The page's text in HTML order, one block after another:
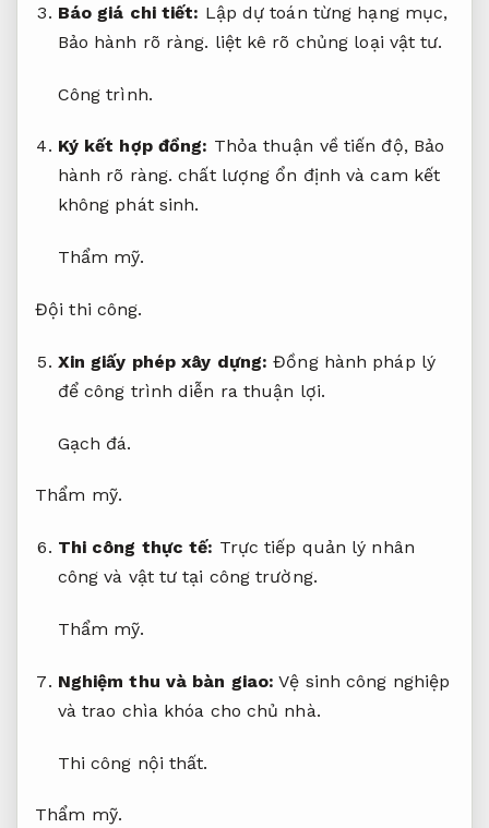
Báo giá chi tiết: Lập dự toán từng hạng mục,
Bảo hành rõ ràng. liệt kê rõ chủng loại vật tư.
Công trình.
Ký kết hợp đồng: Thỏa thuận về tiến độ, Bảo
hành rõ ràng. chất lượng ổn định và cam kết
không phát sinh.
Thẩm mỹ.
Đội thi công.
Xin giấy phép xây dựng: Đồng hành pháp lý
để công trình diễn ra thuận lợi.
Gạch đá.
Thẩm mỹ.
Thi công thực tế: Trực tiếp quản lý nhân
công và vật tư tại công trường.
Thẩm mỹ.
Nghiệm thu và bàn giao: Vệ sinh công nghiệp
và trao chìa khóa cho chủ nhà.
Thi công nội thất.
Thẩm mỹ.